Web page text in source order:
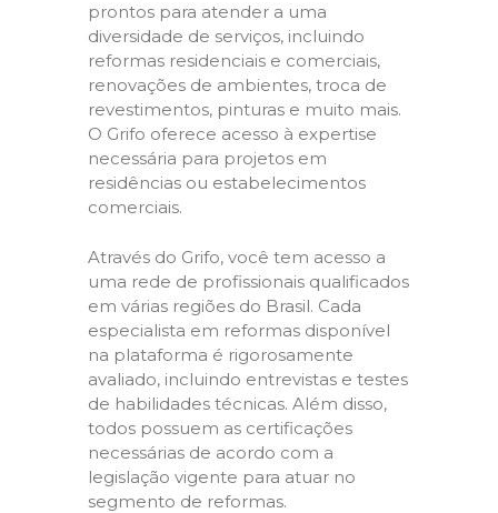
prontos para atender a uma
diversidade de serviços, incluindo
reformas residenciais e comerciais,
renovações de ambientes, troca de
revestimentos, pinturas e muito mais.
O Grifo oferece acesso à expertise
necessária para projetos em
residências ou estabelecimentos
comerciais.
Através do Grifo, você tem acesso a
uma rede de profissionais qualificados
em várias regiões do Brasil. Cada
especialista em reformas disponível
na plataforma é rigorosamente
avaliado, incluindo entrevistas e testes
de habilidades técnicas. Além disso,
todos possuem as certificações
necessárias de acordo com a
legislação vigente para atuar no
segmento de reformas.